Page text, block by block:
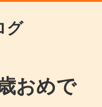
グ
おめで